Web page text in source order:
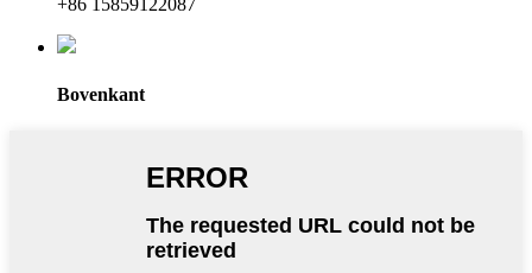
+86 15859122087
Bovenkant